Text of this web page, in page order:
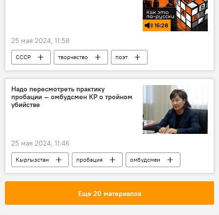
15:28
25 мая 2024, 11:58
СССР творчество
поэт
оттепель
интеллигенция
Культура
художник
Подкасты РИА Новости
Радио Sputnik Кыргызстан
Надо пересмотреть практику
пробации — омбудсмен КР о тройном
убийстве
25 мая 2024, 11:46
Кыргызстан пробация
омбудсмен
Джамиля Джаманбаева
преступление
Еще 20 материалов